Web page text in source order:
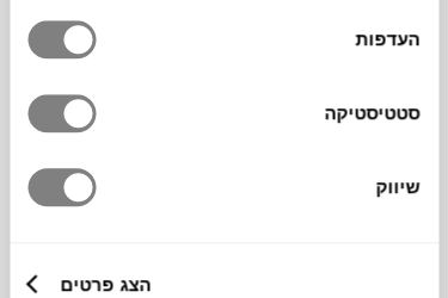
העדפות
סטטיסטיקה
שיווק
הצג פרטים
ממוחזר מפסולת צרכנית, עם מבנה מחורר
בהשראת ארגזי חלב קלאסיים, שמעניק להם
צורות וצבעים, שאפשר לערום ולשלב, ולהוסיף
להם מכסים וגלגלים בהתאמה אישית. פתרון
אחסון חכם ומעוצב שמתאים לכל פינה בבית.